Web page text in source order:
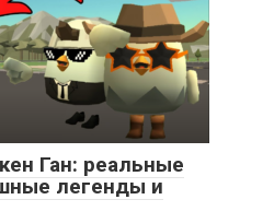
Ган: реальные
легенды и